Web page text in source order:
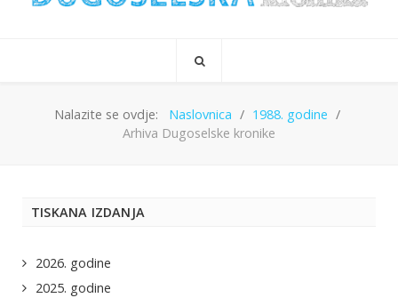
Nalazite se ovdje: Naslovnica
1988. godine
Arhiva Dugoselske kronike
TISKANA IZDANJA
2026. godine
2025. godine